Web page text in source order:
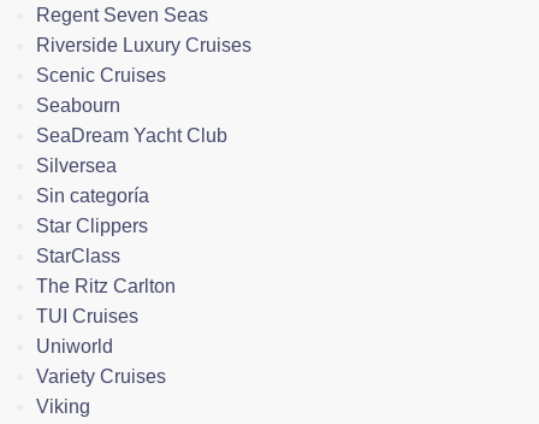
Regent Seven Seas
Riverside Luxury Cruises
Scenic Cruises
Seabourn
SeaDream Yacht Club
Silversea
Sin categoría
Star Clippers
StarClass
The Ritz Carlton
TUI Cruises
Uniworld
Variety Cruises
Viking